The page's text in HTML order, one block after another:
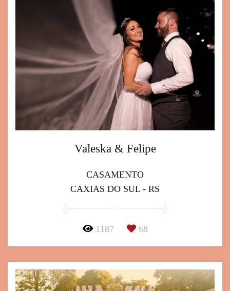
Valeska & Felipe
CASAMENTO
CAXIAS DO SUL - RS
1187 68